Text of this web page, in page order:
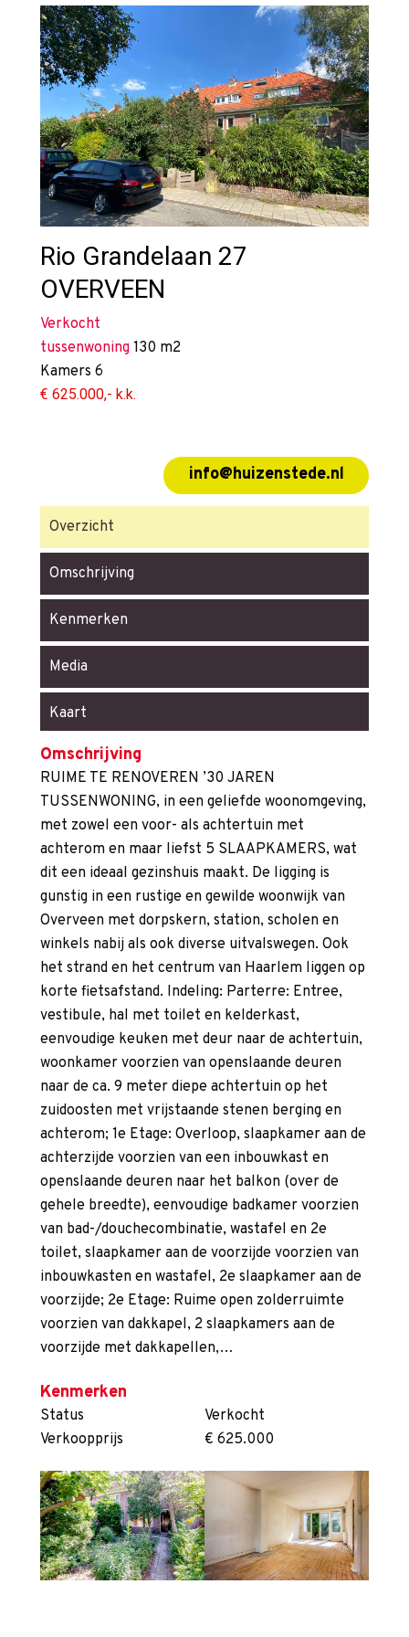
Rio Grandelaan 27
OVERVEEN
Verkocht
tussenwoning 130 m2
Kamers 6
€ 625.000,- k.k.
info@huizenstede.nl
Overzicht
Omschrijving
Kenmerken
Media
Kaart
Omschrijving
RUIME TE RENOVEREN ’30 JAREN
TUSSENWONING, in een geliefde woonomgeving,
met zowel een voor- als achtertuin met
achterom en maar liefst 5 SLAAPKAMERS, wat
dit een ideaal gezinshuis maakt. De ligging is
gunstig in een rustige en gewilde woonwijk van
Overveen met dorpskern, station, scholen en
winkels nabij als ook diverse uitvalswegen. Ook
het strand en het centrum van Haarlem liggen op
korte fietsafstand. Indeling: Parterre: Entree,
vestibule, hal met toilet en kelderkast,
eenvoudige keuken met deur naar de achtertuin,
woonkamer voorzien van openslaande deuren
naar de ca. 9 meter diepe achtertuin op het
zuidoosten met vrijstaande stenen berging en
achterom; 1e Etage: Overloop, slaapkamer aan de
achterzijde voorzien van een inbouwkast en
openslaande deuren naar het balkon (over de
gehele breedte), eenvoudige badkamer voorzien
van bad-/douchecombinatie, wastafel en 2e
toilet, slaapkamer aan de voorzijde voorzien van
inbouwkasten en wastafel, 2e slaapkamer aan de
voorzijde; 2e Etage: Ruime open zolderruimte
voorzien van dakkapel, 2 slaapkamers aan de
voorzijde met dakkapellen,…
Kenmerken
Status
Verkocht
Verkoopprijs
€ 625.000